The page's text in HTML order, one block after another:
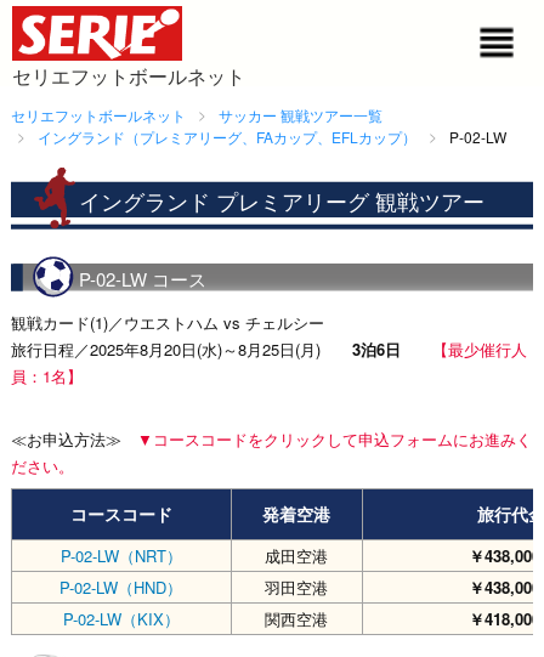
セリエフットボールネット
セリエフットボールネット
サッカー 観戦ツアー一覧
イングランド（プレミアリーグ、FAカップ、EFLカップ）
P-02-LW
イングランド プレミアリーグ 観戦ツアー
P-02-LW コース
観戦カード(1)／ウエストハム vs チェルシー
旅行日程／2025年8月20日(水)～8月25日(月) 3泊6日
【最少催行人
員：1名】
≪お申込方法≫
▼コースコードをクリックして申込フォームにお進みく
ださい。
コースコード 発着空港 旅行代
P-02-LW（NRT） 成田空港 ￥438,000
P-02-LW（HND）
羽田空港 ￥438,000
P-02-LW（KIX）
関西空港 ￥418,000